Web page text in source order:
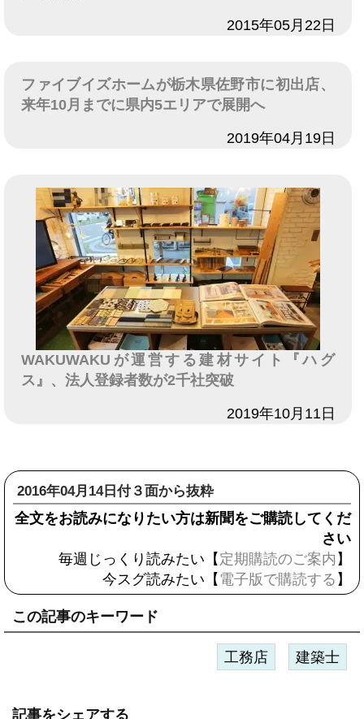
2015年05月22日
ファイブイズホームが栃木県佐野市に初出店、
来年10月までに県内5エリアで展開へ
2019年04月19日
WAKUWAKUが運営する建材サイト『ハグ
ス』、法人登録者数が2千社突破
2019年10月11日
2016年04月14日付３面から抜粋
全文をお読みになりたい方は新聞をご購読してくだ
さい
毎週じっくり読みたい【 定期購読のご案内 】
今スグ読みたい【 電子版で購読する 】
この記事のキーワード
工務店 建築士
記事をシェアする